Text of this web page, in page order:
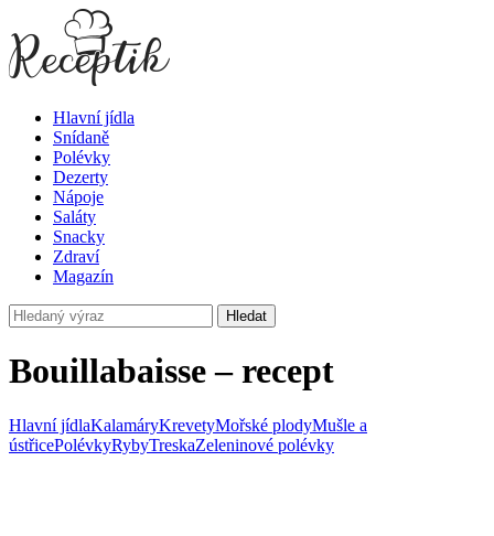
Hlavní jídla
Snídaně
Polévky
Dezerty
Nápoje
Saláty
Snacky
Zdraví
Magazín
Hledat
Bouillabaisse – recept
Hlavní jídlaKalamáryKrevetyMořské plodyMušle a
ústřicePolévkyRybyTreskaZeleninové polévky